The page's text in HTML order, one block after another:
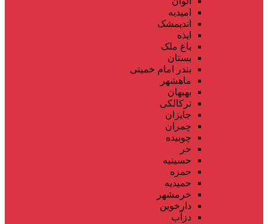
امیدیه
اندیمشک
ایذه
باغ ملک
بستان
بندر امام خمینی
ماهشهر
بهبهان
ترکالکی
جایزان
چمران
چوبیده
حر
حسینیه
حمزه
حمیدیه
خرمشهر
دارخوین
دزآب